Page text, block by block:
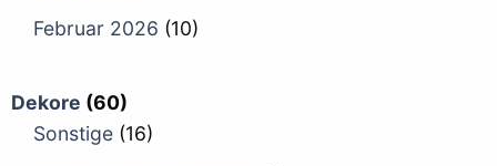
Februar 2026 (10)
Dekore (60)
Sonstige (16)